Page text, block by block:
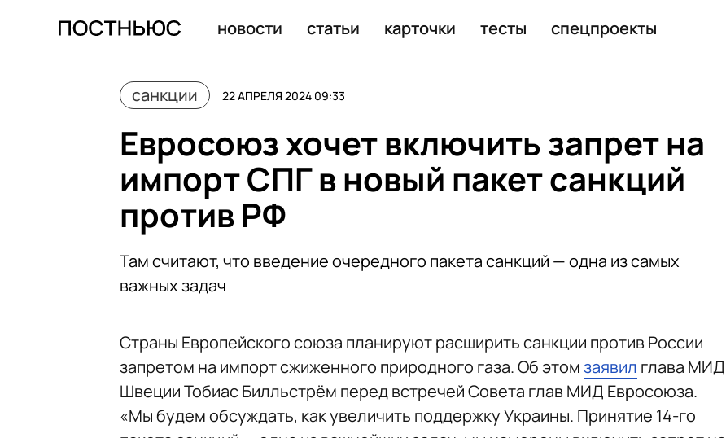
новости статьи карточки тесты спецпроекты
санкции 22 АПРЕЛЯ 2024 09:33
Евросоюз хочет включить запрет на
импорт СПГ в новый пакет санкций
против РФ
Там считают, что введение очередного пакета санкций — одна из самых
важных задач
Страны Европейского союза планируют расширить санкции против России
запретом на импорт сжиженного природного газа. Об этомзаявил глава МИД
Швеции Тобиас Билльстрём перед встречей Совета глав МИД Евросоюза.
«Мы будем обсуждать, как увеличить поддержку Украины. Принятие 14-го